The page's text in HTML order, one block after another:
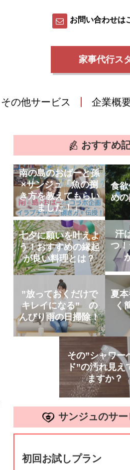
お問い合わせは
家事代行ス
その他サービス 企業概
おすすめ
南の島のおばーと孫
×サンジュ「魚の捌
き方を教えてもらい
ました！」
食
め
七夕に願いを叶えよ
う！おすすめの縁起
が良い料理とは？
汗
つ
”放っておくだけで
キレイになる” の
んびり雨の日掃除！
夏
く
その”シャワー
ド”の汚れ見え
ますか？
サンジュのサ
初回お試しプラン